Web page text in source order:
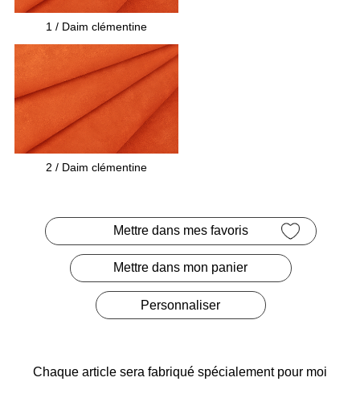
1 / Daim clémentine
2 / Daim clémentine
Mettre dans mes favoris
Mettre dans mon panier
Personnaliser
Chaque article sera fabriqué spécialement pour moi